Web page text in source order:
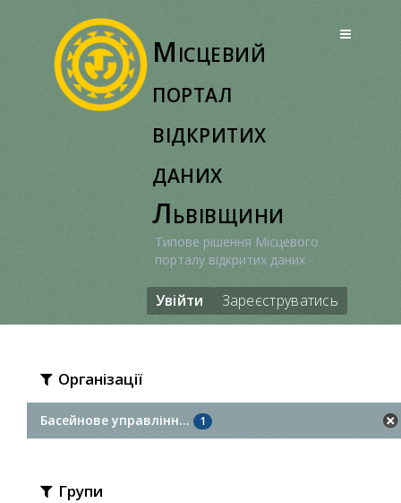
Місцевий
портал
відкритих
даних
Львівщини
Типове рішення Місцевого
порталу відкритих даних
Увійти Зареєструватись
Організації
Басейнове управлінн... 1
Групи